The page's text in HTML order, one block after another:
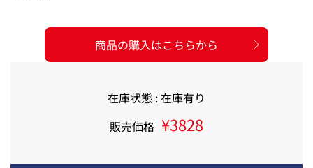
商品の購入はこちらから
在庫状態 : 在庫有り
販売価格 ¥3828